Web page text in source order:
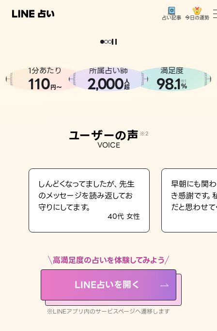
占い記事 今日の運勢
相談事例
LINE占いを開く
※LINEアプリ内のサービスページへ遷移します
どうせなら
。
1分あたり
110円〜
所属占い師
2,000人
超
満足度
98.1※1
%
ユーザーの声 ※2
VOICE
しんどくなってましたが、先生
のメッセージを読み返してお
守りにしてます。
40代 女性
早朝にも関
き感謝です
だと思わせて
高満足度の占いを体験してみよう
LINE占いを開く
※LINEアプリ内のサービスページへ遷移します